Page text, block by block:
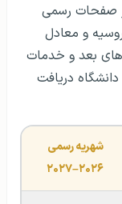
صفحات رسمی
و معادل
بعد و خدمات
دریافت
۲۰۲۶–۲۰۲۷